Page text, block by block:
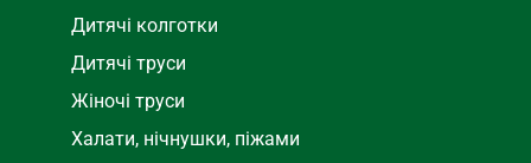
Дитячі колготки
Дитячі труси
Жіночі труси
Халати, нічнушки, піжами